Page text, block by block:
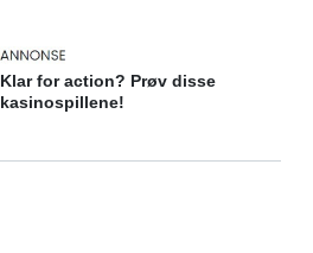
Klar for action? Prøv disse
kasinospillene!